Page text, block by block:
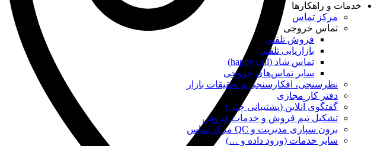
خدمات و راهکارها
مرکز تماس
تماس خروجی
فروش تلفنی
بازاریابی تلفنی
تماس شاد (happy call)
سایر تماس‌های خروجی
نظرسنجی، افکارسنجی و تحقیقات بازار
دفتر کار مجازی
گفتگوی آنلاین (پشتیبانی چتی)
تشکیل تیم فروش و خدمات فروش
برون سپاری مدیریت و QC مرکز تماس
سایر خدمات (ورود داده و …)